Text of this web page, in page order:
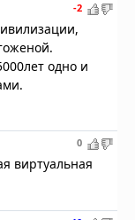
-2
одно и
0
виртуальная